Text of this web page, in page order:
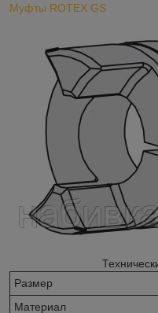
Муфты ROTEX GS
Размер
Материал